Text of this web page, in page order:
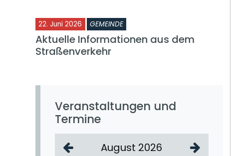
22. Juni 2026 GEMEINDE
Aktuelle Informationen aus dem
Straßenverkehr
Veranstaltungen und
Termine
August 2026